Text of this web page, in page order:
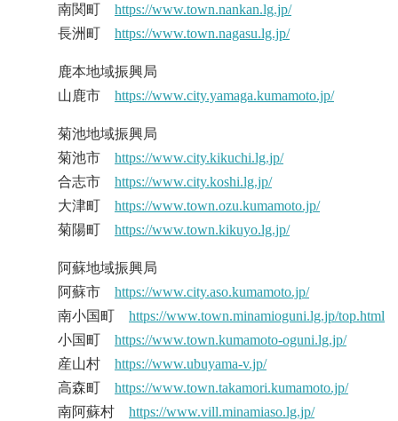
南関町 https://www.town.nankan.lg.jp/
長洲町 https://www.town.nagasu.lg.jp/
鹿本地域振興局
山鹿市 https://www.city.yamaga.kumamoto.jp/
菊池地域振興局
菊池市 https://www.city.kikuchi.lg.jp/
合志市 https://www.city.koshi.lg.jp/
大津町 https://www.town.ozu.kumamoto.jp/
菊陽町 https://www.town.kikuyo.lg.jp/
阿蘇地域振興局
阿蘇市 https://www.city.aso.kumamoto.jp/
南小国町 https://www.town.minamioguni.lg.jp/top.html
小国町 https://www.town.kumamoto-oguni.lg.jp/
産山村 https://www.ubuyama-v.jp/
高森町 https://www.town.takamori.kumamoto.jp/
南阿蘇村 https://www.vill.minamiaso.lg.jp/